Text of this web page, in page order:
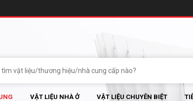
VẬT LIỆU NHÀ Ở VẬT LIỆU CHUYÊN BIỆT